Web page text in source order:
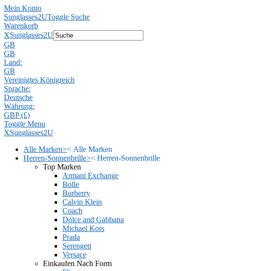
Mein Konto
Sunglasses2UToggle Suche
Warenkorb
XSunglasses2U
GB
GB
Land:
GB
Vereinigtes Königreich
Sprache:
Deutsche
Währung:
GBP (£)
Toggle Menu
XSunglasses2U
Alle Marken>< Alle Marken
Herren-Sonnenbrille>< Herren-Sonnenbrille
Top Marken
Armani Exchange
Bolle
Burberry
Calvin Klein
Coach
Dolce and Gabbana
Michael Kors
Prada
Serengeti
Versace
Einkaufen Nach Form